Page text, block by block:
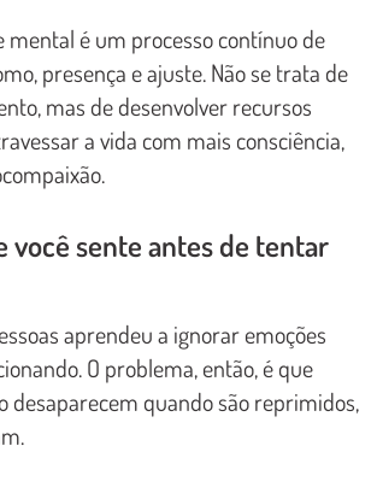
mental é um processo contínuo de
presença e ajuste. Não se trata de
mas de desenvolver recursos
a vida com mais consciência,
você sente antes de tentar
aprendeu a ignorar emoções
O problema, então, é que
desaparecem quando são reprimidos,